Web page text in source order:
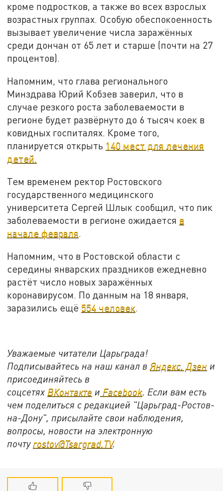
кроме подростков, а также во всех взрослых
возрастных группах. Особую обеспокоенность
вызывает увеличение числа заражённых
среди дончан от 65 лет и старше (почти на 27
процентов).
Напомним, что глава регионального
Минздрава Юрий Кобзев заверил, что в
случае резкого роста заболеваемости в
регионе будет развёрнуто до 6 тысяч коек в
ковидных госпиталях. Кроме того,
планируется открыть 140 мест для лечения
детей.
Тем временем ректор Ростовского
государственного медицинского
университета Сергей Шлык сообщил, что пик
заболеваемости в регионе ожидается в
начале февраля.
Напомним, что в Ростовской области с
середины январских праздников ежедневно
растёт число новых заражённых
коронавирусом. По данным на 18 января,
заразились ещё 554 человек
Уважаемые читатели Царьграда!
Подписывайтесь на наш канал вЯндекс. Дзен и
присоединяйтесь в
соцсетях ВКонтакте и Facebook. Если вам есть
чем поделиться с редакцией "Царьград-Ростов-
на-Дону", присылайте свои наблюдения,
вопросы, новости на электронную
почту rostov@Tsargrad.ТV.